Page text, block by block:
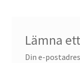
Lämna
Din e-